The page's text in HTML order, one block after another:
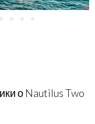
о Nautilus Two